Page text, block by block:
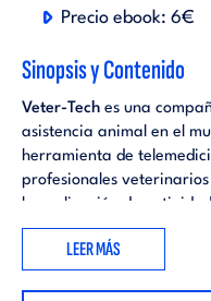
Precio ebook: 6€
Sinopsis y Contenido
Veter-Tech es una
asistencia animal en el
herramienta de
profesionales
la realización de
prescripción veterinario,
Así mismo, Veter-Tech
facilitar la labor al
LEER MÁS